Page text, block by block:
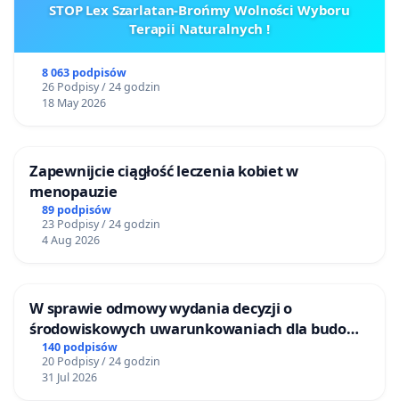
STOP Lex Szarlatan-Brońmy Wolności Wyboru
Terapii Naturalnych !
8 063 podpisów
26 Podpisy / 24 godzin
18 May 2026
Zapewnijcie ciągłość leczenia kobiet w
menopauzie
89 podpisów
23 Podpisy / 24 godzin
4 Aug 2026
W sprawie odmowy wydania decyzji o
środowiskowych uwarunkowaniach dla budowy
zakładu wytwarzania biometanu „Krynki” w
Ostrowiu Południowym oraz ochrony
mieszkańców i Puszczy Knyszyńskiej
140 podpisów
20 Podpisy / 24 godzin
31 Jul 2026